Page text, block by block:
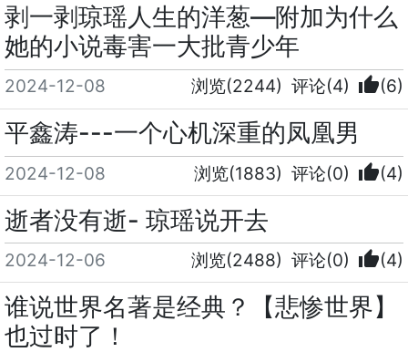
剥一剥琼瑶人生的洋葱—附加为什么
她的小说毒害一大批青少年
2024-12-08 浏览(2244) 评论(4) thumb_up(6)
平鑫涛---一个心机深重的凤凰男
2024-12-08 浏览(1883) 评论(0) thumb_up(4)
逝者没有逝- 琼瑶说开去
2024-12-06 浏览(2488) 评论(0) thumb_up(4)
谁说世界名著是经典？【悲惨世界】
也过时了！